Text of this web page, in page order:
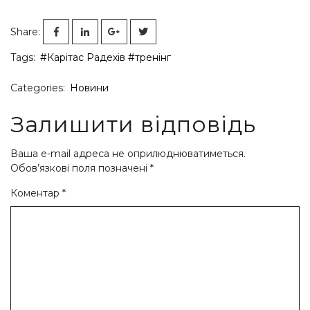
Share:
Tags: #Карітас Радехів #тренінг
Categories: Новини
Залишити відповідь
Ваша e-mail адреса не оприлюднюватиметься.
Обов’язкові поля позначені *
Коментар *